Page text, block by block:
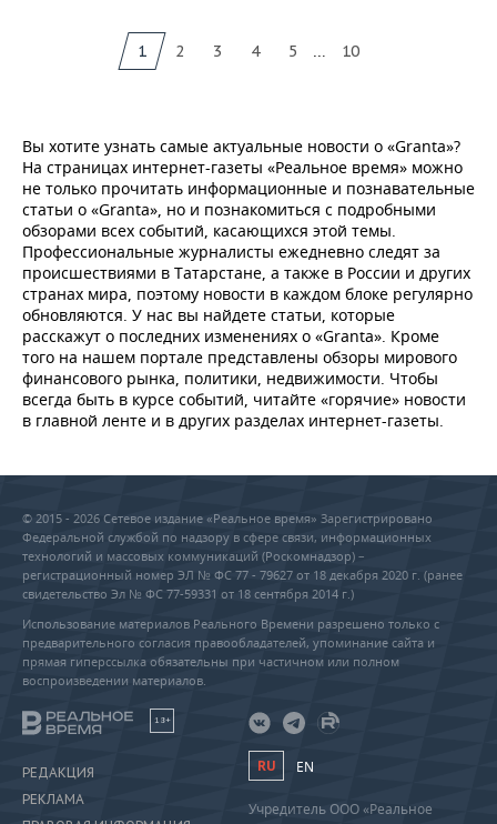
1 2 3 4 5 ... 10
Вы хотите узнать самые актуальные новости о «Granta»?
На страницах интернет-газеты «Реальное время» можно
не только прочитать информационные и познавательные
статьи о «Granta», но и познакомиться с подробными
обзорами всех событий, касающихся этой темы.
Профессиональные журналисты ежедневно следят за
происшествиями в Татарстане, а также в России и других
странах мира, поэтому новости в каждом блоке регулярно
обновляются. У нас вы найдете статьи, которые
расскажут о последних изменениях о «Granta». Кроме
того на нашем портале представлены обзоры мирового
финансового рынка, политики, недвижимости. Чтобы
всегда быть в курсе событий, читайте «горячие» новости
в главной ленте и в других разделах интернет-газеты.
© 2015 - 2026 Сетевое издание «Реальное время» Зарегистрировано
Федеральной службой по надзору в сфере связи, информационных
технологий и массовых коммуникаций (Роскомнадзор) –
регистрационный номер ЭЛ № ФС 77 - 79627 от 18 декабря 2020 г. (ранее
свидетельство Эл № ФС 77-59331 от 18 сентября 2014 г.)
Использование материалов Реального Времени разрешено только с
предварительного согласия правообладателей, упоминание сайта и
прямая гиперссылка обязательны при частичном или полном
воспроизведении материалов.
18+
РЕДАКЦИЯ
РЕКЛАМА
RU EN
Учредитель ООО «Реальное